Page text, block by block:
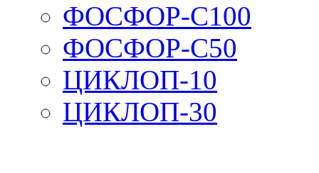
ФОСФОР-С100
ФОСФОР-С50
ЦИКЛОП-10
ЦИКЛОП-30